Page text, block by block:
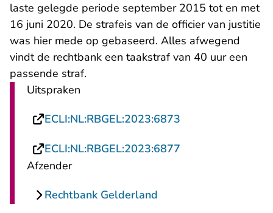
laste gelegde periode september 2015 tot en met
16 juni 2020. De strafeis van de officier van justitie
was hier mede op gebaseerd. Alles afwegend
vindt de rechtbank een taakstraf van 40 uur een
passende straf.
Uitspraken
ECLI:NL:RBGEL:2023:6873
ECLI:NL:RBGEL:2023:6877
Afzender
Rechtbank Gelderland